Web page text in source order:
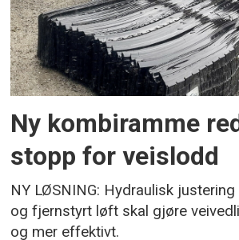
Ny kombiramme
stopp for veislodd
NY LØSNING: Hydraulisk justering
og fjernstyrt løft skal gjøre
og mer effektivt.